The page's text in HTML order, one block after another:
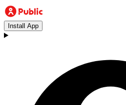
Install App